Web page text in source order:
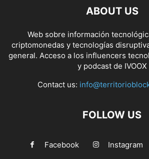
ABOUT US
Web sobre información
criptomonedas y tecnologías
general. Acceso a los influencers
y podcast de IVOOX
Contact us:
FOLLOW US
Facebook Instagram